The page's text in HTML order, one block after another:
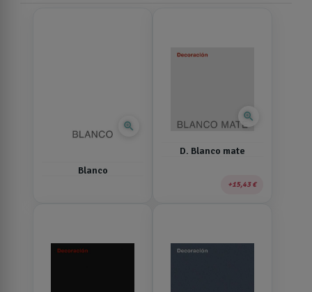
zoom_in
Blanco
zoom_in
D. Blanco mate
15,43 €